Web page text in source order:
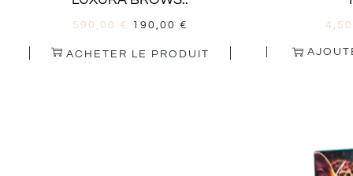
590,00 € 190,00 €
ACHETER LE PRODUIT